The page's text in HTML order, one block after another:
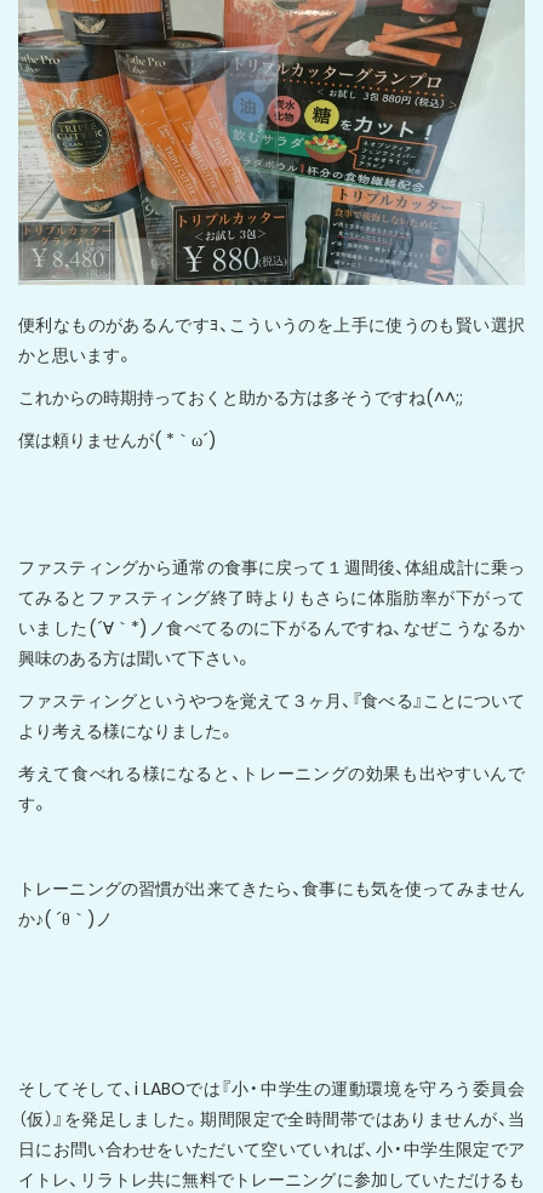
便利なものがあるんですﾖ、こういうのを上手に使うのも賢い選択
かと思います。
これからの時期持っておくと助かる方は多そうですね(^^;;
僕は頼りませんが( *｀ω´)
ファスティングから通常の食事に戻って１週間後、体組成計に乗っ
てみるとファスティング終了時よりもさらに体脂肪率が下がって
いました(´∀｀*)ノ食べてるのに下がるんですね、なぜこうなるか
興味のある方は聞いて下さい。
ファスティングというやつを覚えて３ヶ月、『食べる』ことについて
より考える様になりました。
考えて食べれる様になると、トレーニングの効果も出やすいんで
す。
トレーニングの習慣が出来てきたら、食事にも気を使ってみません
か♪( ´θ｀)ノ
そしてそして、i LABOでは『小・中学生の運動環境を守ろう委員会
（仮）』を発足しました。期間限定で全時間帯ではありませんが、当
日にお問い合わせをいただいて空いていれば、小・中学生限定でア
イトレ、リラトレ共に無料でトレーニングに参加していただけるも